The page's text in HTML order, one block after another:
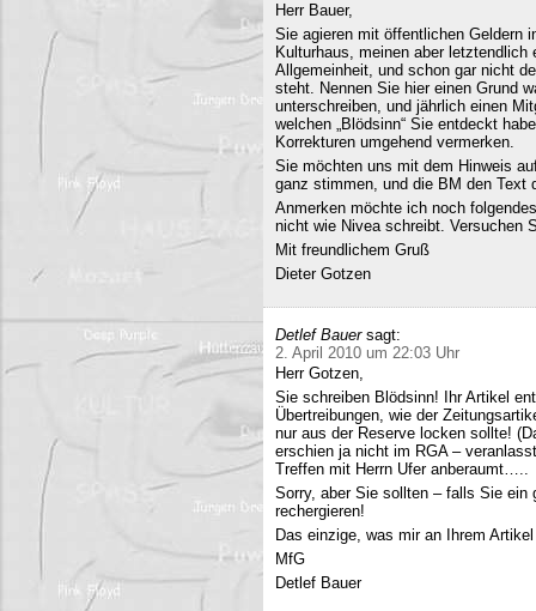
Herr Bauer,
Sie agieren mit öffentlichen Geldern
Kulturhaus, meinen aber
Allgemeinheit, und schon gar nicht
steht. Nennen Sie hier einen Grund
unterschreiben, und jährlich einen
welchen „Blödsinn“ Sie entdeckt
Korrekturen umgehend vermerken.
Sie möchten uns mit dem Hinweis
ganz stimmen, und die BM den Text
Anmerken möchte ich noch
nicht wie Nivea schreibt. Versuchen
Mit freundlichem Gruß
Dieter Gotzen
Detlef Bauer sagt:
2. April 2010 um 22:03 Uhr
Herr Gotzen,
Sie schreiben Blödsinn! Ihr Artikel
Übertreibungen, wie der
nur aus der Reserve locken sollte!
erschien ja nicht im RGA –
Treffen mit Herrn Ufer anberaumt…..
Sorry, aber Sie sollten – falls Sie ein
rechergieren!
Das einzige, was mir an Ihrem
MfG
Detlef Bauer